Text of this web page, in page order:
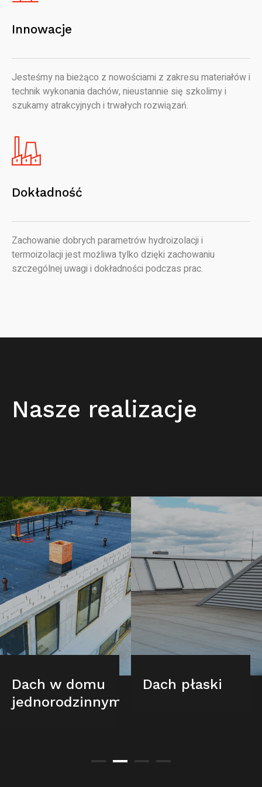
Innowacje
Jesteśmy na bieżąco z nowościami z zakresu materiałów i
technik wykonania dachów, nieustannie się szkolimy i
szukamy atrakcyjnych i trwałych rozwiązań.
Dokładność
Zachowanie dobrych parametrów hydroizolacji i
termoizolacji jest możliwa tylko dzięki zachowaniu
szczególnej uwagi i dokładności podczas prac.
Nasze realizacje
Dach w domu
jednorodzinnym
Dach płaski